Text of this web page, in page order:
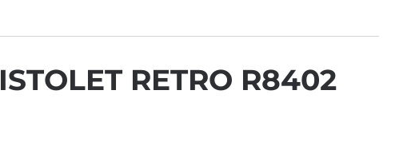
RETRO R8402